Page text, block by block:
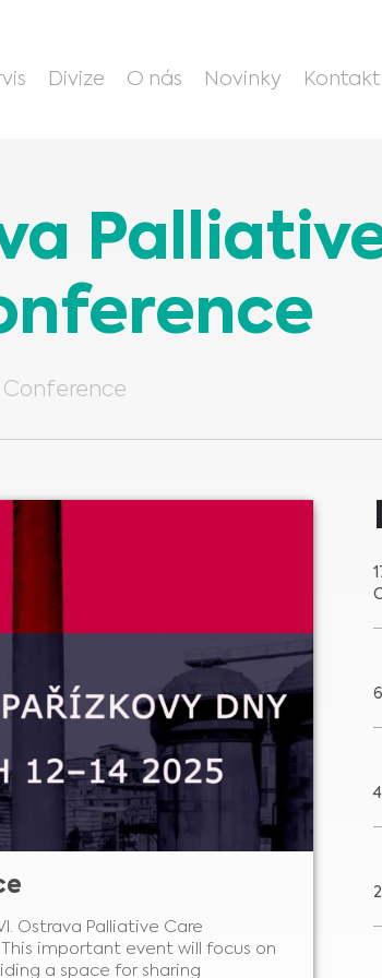
Divize O nás Novinky Kontakt
Ostrava Palliative Care
This important event will focus on
a space for sharing